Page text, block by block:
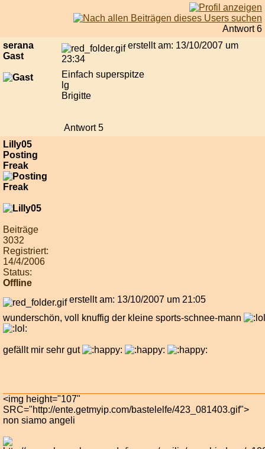
Antwort 6
serana
Gast
erstellt am: 13/10/2007 um
23:34
Einfach superspitze
lg
Brigitte
Antwort 5
Lilly05
Posting
Freak
Beiträge
3032
Registriert:
14/4/2006
Status:
Offline
erstellt am: 13/10/2007 um 21:05
wunderschön, voll knuffig der kleine sports-schnee-mann
gefällt mir sehr gut
<img height="107"
SRC="http://ente.getmyip.com/bastelelfe/423_081403.gif">
non siamo angeli